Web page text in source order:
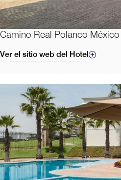
Camino Real Polanco México
Ver el sitio web del Hotel